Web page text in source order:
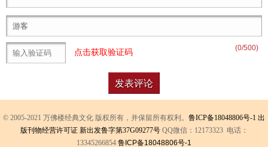
(0/500)
点击获取验证码
© 2005-2021 万佛楼经典文化 版权所有，并保留所有权利。 鲁ICP备18048806号-1 出
版刊物经营许可证 新出发鲁字第37G09277号 QQ微信：12173323 电话：
13345266854 鲁ICP备18048806号-1